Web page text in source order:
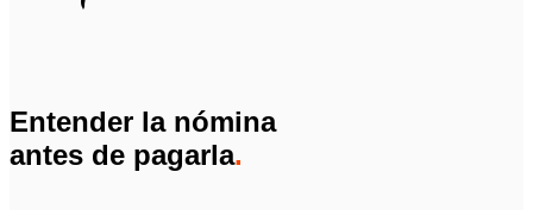
Entender la nómina
antes de pagarla.